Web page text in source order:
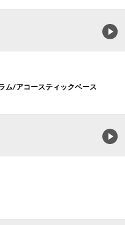
ム/アコースティックベース